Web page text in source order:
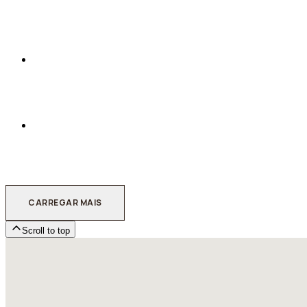
CARREGAR MAIS
Scroll to top